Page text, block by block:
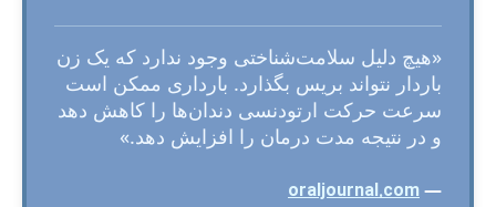
«هیچ دلیل سلامت‌شناختی وجود ندارد که یک زن
باردار نتواند بریس بگذارد. بارداری ممکن است
سرعت حرکت ارتودنسی دندان‌ها را کاهش دهد
و در نتیجه مدت درمان را افزایش دهد.»
—
oraljournal.com